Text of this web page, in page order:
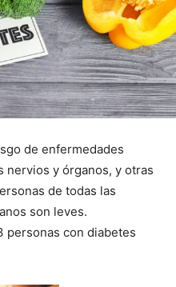
de enfermedades
nervios y órganos, y otras
de todas las
son leves.
personas con diabetes